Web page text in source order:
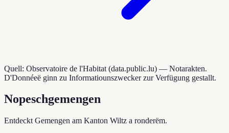
Quell: Observatoire de l'Habitat (data.public.lu) — Notarakten.
D'Donnéeë ginn zu Informatiounszwecker zur Verfügung gestallt.
Nopeschgemengen
Entdeckt Gemengen am Kanton Wiltz a ronderëm.